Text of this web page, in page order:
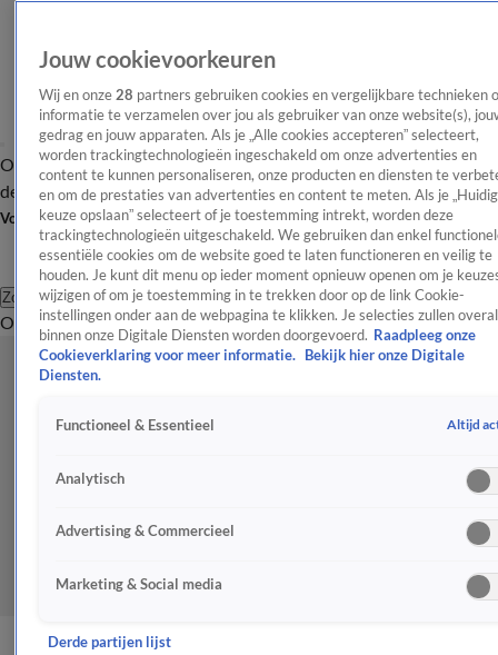
OverzichtAfleveringen Entertainment TV Algemeen
Tip
de redactieNieuwsbrief
Volg Shownieuws
Zoeken
OverzichtEntertainmentSpraakmakendRealityCrimeVideo's
Jouw cookievoorkeuren
Wij en onze 28 partners gebruiken cookies en vergelijkbare technieken
informatie te verzamelen over jou als gebruiker van onze website(s),
gedrag en jouw apparaten. Als je „Alle cookies accepteren” selecteert,
worden trackingtechnologieën ingeschakeld om onze advertenties en
content te kunnen personaliseren, onze producten en diensten te
en om de prestaties van advertenties en content te meten. Als je
keuze opslaan” selecteert of je toestemming intrekt, worden deze
trackingtechnologieën uitgeschakeld. We gebruiken dan enkel
essentiële cookies om de website goed te laten functioneren en veilig te
houden. Je kunt dit menu op ieder moment opnieuw openen om je
wijzigen of om je toestemming in te trekken door op de link Cookie-
instellingen onder aan de webpagina te klikken. Je selecties zullen overal
binnen onze Digitale Diensten worden doorgevoerd. Raadpleeg onze
Cookieverklaring voor meer informatie.
Bekijk hier onze Digitale
Diensten.
Functioneel & Essentieel Altijd
Analytisch
Advertising & Commercieel
Marketing & Social media
Derde partijen lijst